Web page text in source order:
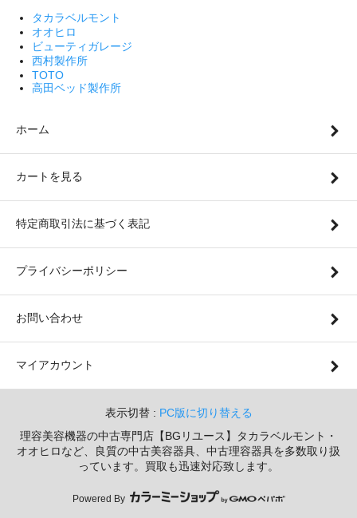
タカラベルモント
オオヒロ
ビューティガレージ
西村製作所
TOTO
高田ベッド製作所
ホーム
カートを見る
特定商取引法に基づく表記
プライバシーポリシー
お問い合わせ
マイアカウント
表示切替 : PC版に切り替える
理容美容機器の中古専門店【BGリユース】タカラベルモント・
オオヒロなど、良質の中古美容器具、中古理容器具を多数取り扱
っています。買取も迅速対応致します。
Powered By